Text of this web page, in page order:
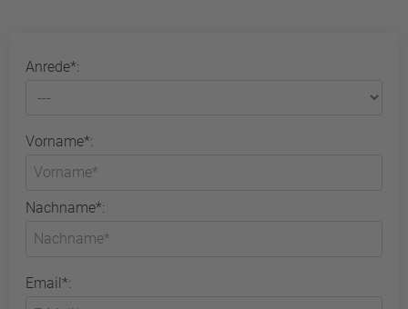
Anrede*:
Vorname*:
Nachname*:
Email*: